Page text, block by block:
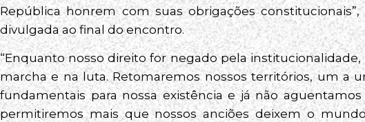
República honrem com suas obrigações
divulgada ao final do encontro.
“Enquanto nosso direito for negado pela
marcha e na luta. Retomaremos nossos territórios, um a
fundamentais para nossa existência e já não
permitiremos mais que nossos anciões deixem o